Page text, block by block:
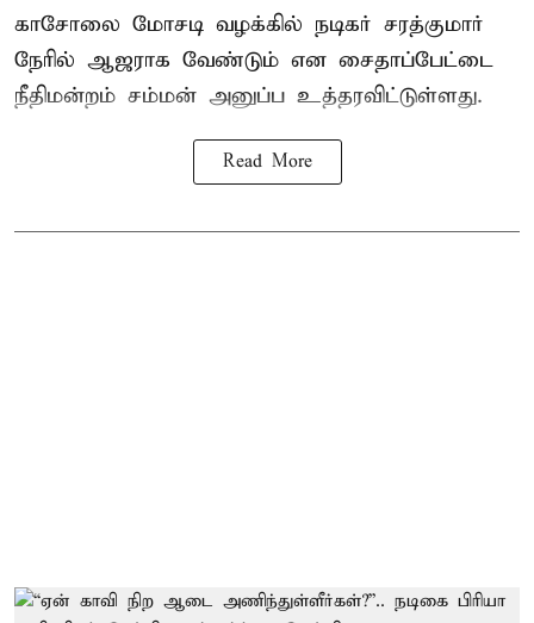
காசோலை மோசடி வழக்கில் நடிகர் சரத்குமார்
நேரில் ஆஜராக வேண்டும் என சைதாப்பேட்டை
நீதிமன்றம் சம்மன் அனுப்ப உத்தரவிட்டுள்ளது.
Read More